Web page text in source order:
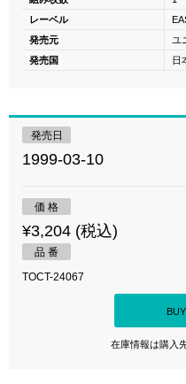
レーベル
発売元
ユ
発売国
日
発売日
1999-03-10
価 格
¥3,204 (税込)
品 番
TOCT-24067
在庫情報は購入